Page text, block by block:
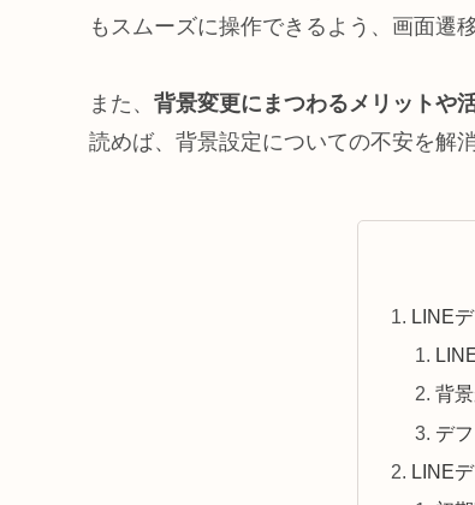
もスムーズに操作できるよう、画面遷
また、 背景変更にまつわるメリットや
読めば、背景設定についての不安を解
LINE
背
デ
LINE